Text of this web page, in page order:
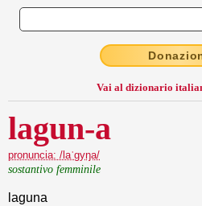
Vai al dizionario
lagun-a
pronuncia: /laˈgyŋa/
sostantivo femminile
laguna